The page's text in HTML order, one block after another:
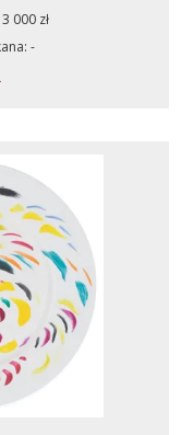
000 zł
-